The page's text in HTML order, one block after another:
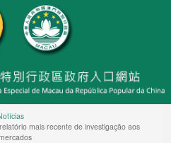
mais recente de investigação aos